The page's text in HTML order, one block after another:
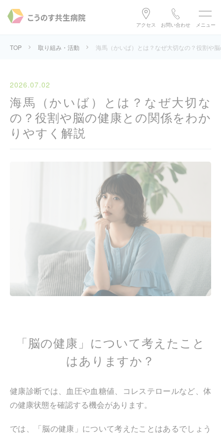
アクセス お問い合わせ メニュー
TOP 取り組み・活動 海馬（かいば）とは？なぜ大切なの？役割や
2026.07.02
海馬（かいば）とは？なぜ大切な
の？役割や脳の健康との関係をわか
りやすく解説
「脳の健康」について考えたこと
はありますか？
健康診断では、血圧や血糖値、コレステロールなど、体
の健康状態を確認する機会があります。
では、「脳の健康」について考えたことはあるでしょう